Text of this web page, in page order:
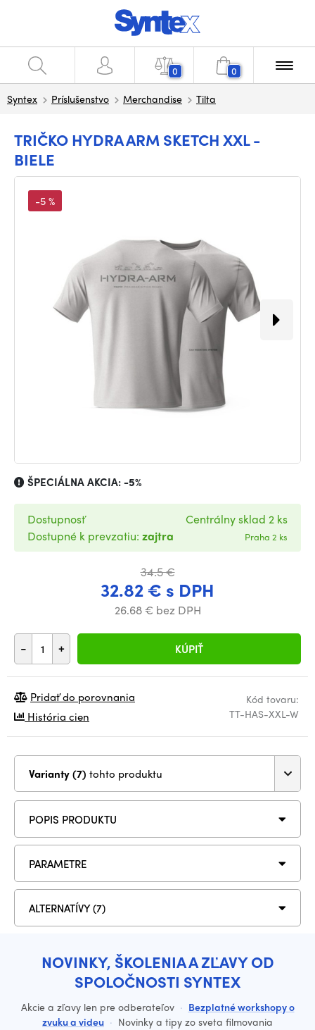
0 0
Syntex Príslušenstvo Merchandise Tilta
TRIČKO HYDRA ARM SKETCH XXL -
BIELE
-5 %
ŠPECIÁLNA AKCIA:-5%
34.5 €
32.82 € s DPH
26.68 € bez DPH
- + KÚPIŤ
Dostupnosť
Dostupné k prevzatiu: zajtra
Centrálny sklad 2 ks
Praha 2 ks
Kód tovaru:
TT-HAS-XXL-W
Pridať do porovnania
História cien
Varianty (7) tohto produktu
POPIS PRODUKTU
PARAMETRE
ALTERNATÍVY (7)
NOVINKY, ŠKOLENIA A ZĽAVY OD
SPOLOČNOSTI SYNTEX
Akcie a zľavy len pre odberateľov · Bezplatné workshopy o
zvuku a videu · Novinky a tipy zo sveta filmovania